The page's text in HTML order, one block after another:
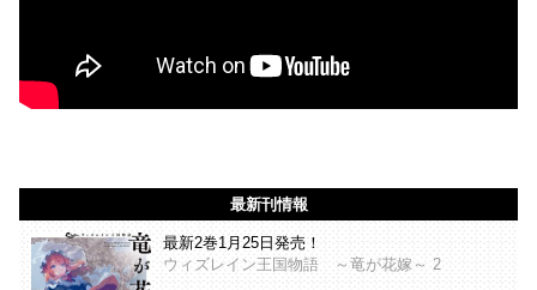
最新刊情報
最新2巻1月25日発売！
ウィズレイン王国物語 ～竜が花嫁～ 2